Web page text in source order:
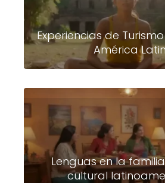
Experiencias de
América
Lenguas en la
cultural